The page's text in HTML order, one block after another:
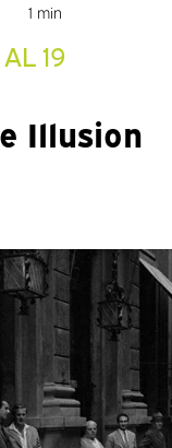
1 min
19
Illusion